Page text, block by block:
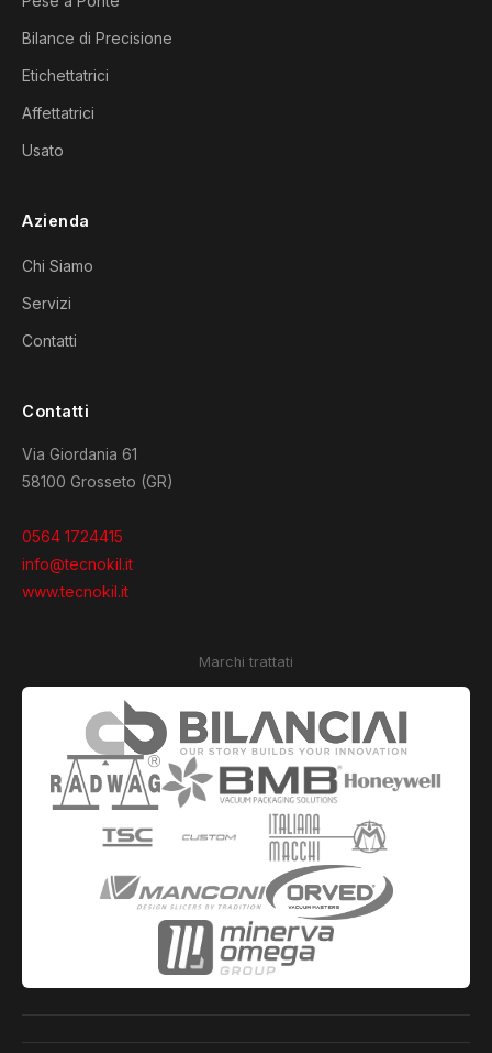
Bilance di Precisione
Etichettatrici
Affettatrici
Usato
Azienda
Chi Siamo
Servizi
Contatti
Contatti
Via Giordania 61
58100 Grosseto (GR)
0564 1724415
info@tecnokil.it
www.tecnokil.it
Marchi trattati